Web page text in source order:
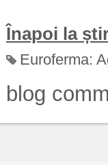
Înapoi la
Euroferma:
blog